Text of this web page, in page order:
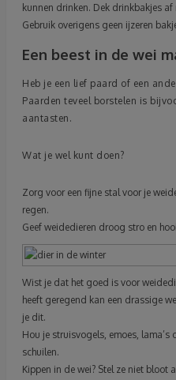
kunnen drinken. Dek drinkbakjes
Gebruik overigens geen ijzeren
Een beest in de wei
Heb je een lief paard of een
Paarden teveel borstelen is
aantasten.
Wat je wel kunt doen?
Zorg voor een fijne stal voor je
regen.
Geef weidedieren droog stro en
Wist je dat het goed is voor
heeft geregend kan een drassige
je dit.
Hou je struisvogels, emoes, lama’s
schuilen.
Kippen in de wei? Stel ze niet bloot